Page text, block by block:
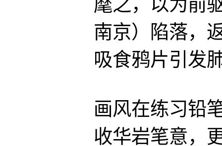
麾之，以为前
南京）陷落，
吸食鸦片引发
画风在练习铅
收华岩笔意，